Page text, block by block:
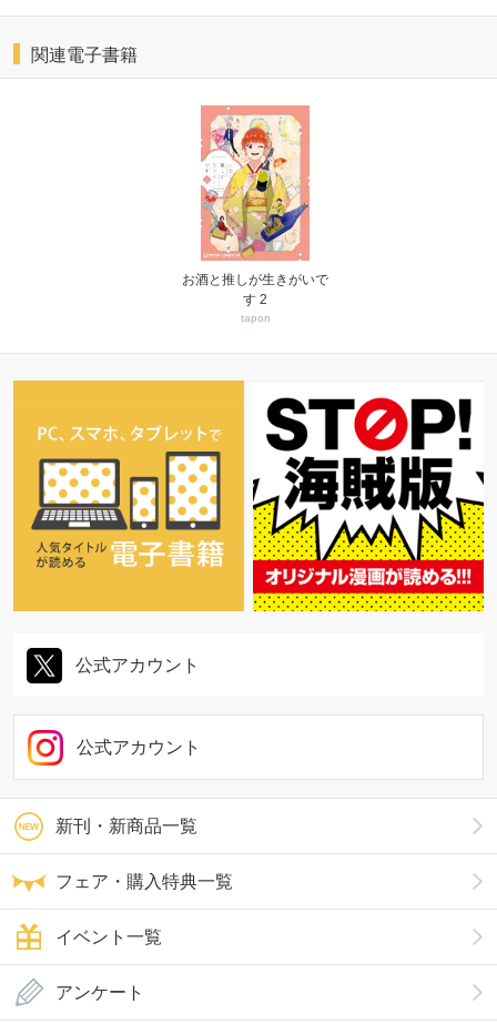
関連電子書籍
お酒と推しが生きがいで
す 2
tapon
新刊・新商品一覧
フェア・購入特典一覧
イベント一覧
公式アカウント
公式アカウント
アンケート